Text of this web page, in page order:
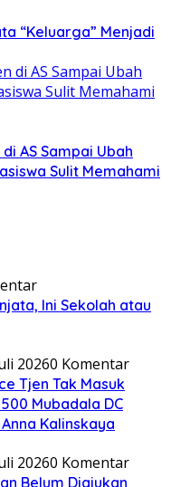
“Keluarga” Menjadi
AS Sampai Ubah
Sulit Memahami
Ini Sekolah atau
20260 Komentar
Tjen Tak Masuk
Mubadala DC
Kalinskaya
20260 Komentar
Belum Diajukan